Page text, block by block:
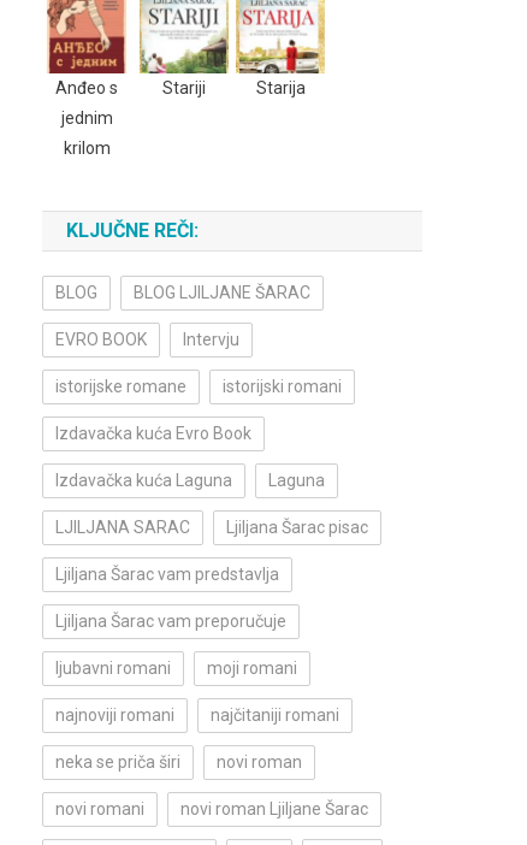
Anđeo s
jednim
krilom
Stariji Starija
KLJUČNE REČI:
BLOG BLOG LJILJANE ŠARAC
EVRO BOOK Intervju
istorijske romane istorijski romani
Izdavačka kuća Evro Book
Izdavačka kuća Laguna Laguna
LJILJANA SARAC Ljiljana Šarac pisac
Ljiljana Šarac vam predstavlja
Ljiljana Šarac vam preporučuje
ljubavni romani moji romani
najnoviji romani najčitaniji romani
neka se priča širi novi roman
novi romani novi roman Ljiljane Šarac